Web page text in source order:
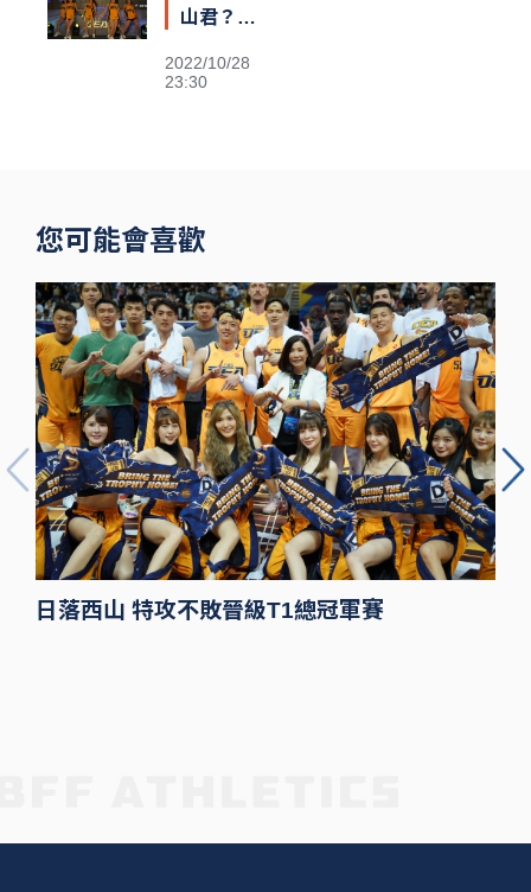
山君？
Sisters高鐵
2022/10/28
23:30
您可能會喜歡
日落西山 特攻不敗晉級T1總冠軍賽